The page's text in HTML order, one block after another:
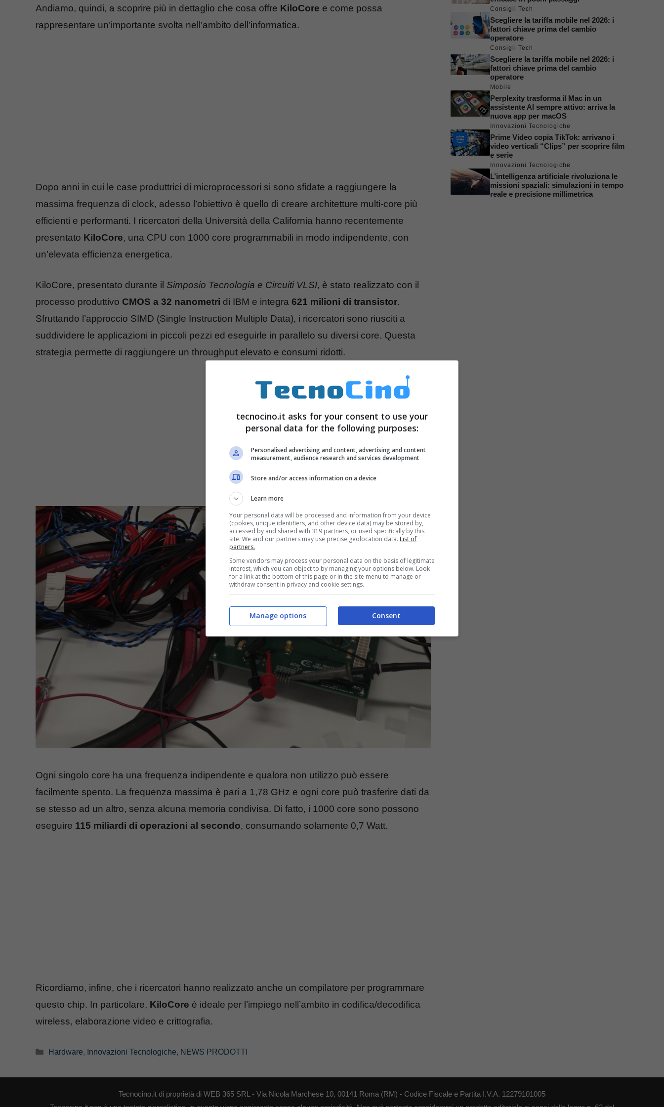
Andiamo, quindi, a scoprire più in dettaglio che cosa offre KiloCore e come possa
rappresentare un’importante svolta nell’ambito dell’informatica.
Dopo anni in cui le case produttrici di microprocessori si sono sfidate a raggiungere la
massima frequenza di clock, adesso l’obiettivo è quello di creare architetture multi-core più
efficienti e performanti. I ricercatori della Università della California hanno recentemente
presentato KiloCore, una CPU con 1000 core programmabili in modo indipendente, con
un’elevata efficienza energetica.
KiloCore, presentato durante il Simposio Tecnologia e Circuiti VLSI, è stato realizzato con il
processo produttivo CMOS a 32 nanometri di IBM e integra 621 milioni di transistor.
Sfruttando l’approccio SIMD (Single Instruction Multiple Data), i ricercatori sono riusciti a
suddividere le applicazioni in piccoli pezzi ed eseguirle in parallelo su diversi core. Questa
strategia permette di raggiungere un throughput elevato e consumi ridotti.
Ogni singolo core ha una frequenza indipendente e qualora non utilizzo può essere
facilmente spento. La frequenza massima è pari a 1,78 GHz e ogni core può trasferire dati da
se stesso ad un altro, senza alcuna memoria condivisa. Di fatto, i 1000 core sono possono
eseguire 115 miliardi di operazioni al secondo, consumando solamente 0,7 Watt.
Ricordiamo, infine, che i ricercatori hanno realizzato anche un compilatore per programmare
questo chip. In particolare, KiloCore è ideale per l’impiego nell’ambito in codifica/decodifica
wireless, elaborazione video e crittografia.
Categorie
Hardware, Innovazioni Tecnologiche, NEWS PRODOTTI
Consigli Tech
Scegliere la tariffa mobile nel 2026: i
fattori chiave prima del cambio
operatore
Consigli Tech
Scegliere la tariffa mobile nel 2026: i
fattori chiave prima del cambio
operatore
Mobile
Perplexity trasforma il Mac in un
assistente AI sempre attivo: arriva la
nuova app per macOS
Innovazioni Tecnologiche
Prime Video copia TikTok: arrivano i
video verticali “Clips” per scoprire film
e serie
Innovazioni Tecnologiche
L’intelligenza artificiale rivoluziona le
missioni spaziali: simulazioni in tempo
reale e precisione millimetrica
Tecnocino.it di proprietà di WEB 365 SRL - Via Nicola Marchese 10, 00141 Roma (RM) - Codice Fiscale e Partita I.V.A. 12279101005
tecnocino.it asks for your consent to use your
personal data for the following purposes:
Personalised advertising and content, advertising and content
measurement, audience research and services development
Store and/or access information on a device
Learn more
Your personal data will be processed and information from your device
(cookies, unique identifiers, and other device data) may be stored by,
accessed by and shared with 319 partners, or used specifically by this
site. We and our partners may use precise geolocation data. List of
partners.
Some vendors may process your personal data on the basis of legitimate
interest, which you can object to by managing your options below. Look
for a link at the bottom of this page or in the site menu to manage or
withdraw consent in privacy and cookie settings.
Consent
Manage options